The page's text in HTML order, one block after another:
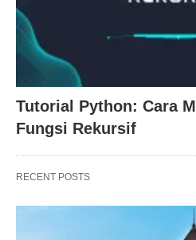
Tutorial Python: Cara
Fungsi Rekursif
RECENT POSTS